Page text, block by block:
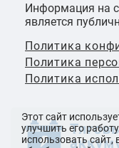
Информация на
является
Политика
Политикa
Политика
Этот сайт
улучшить его
использовать сайт,